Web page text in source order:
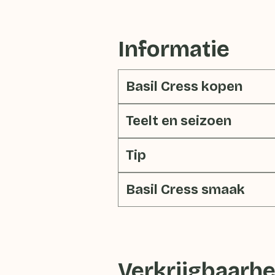
Informatie
Basil Cress kopen
Teelt en seizoen
Tip
Basil Cress smaak